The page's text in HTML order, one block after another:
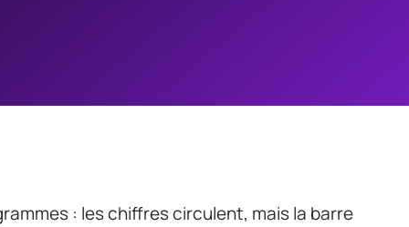
: les chiffres circulent, mais la barre